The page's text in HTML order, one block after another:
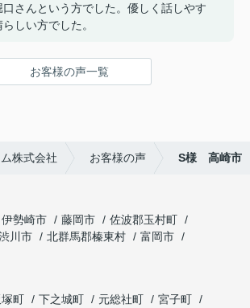
口さんという方でした。優しく話しやす
しい方でした。
お客様の声一覧
株式会社 お客様の声 S様 高崎市
伊勢崎市 藤岡市
佐波郡玉村町
川市 北群馬郡榛東村
富岡市
町 下之城町 元総社町
宮子町